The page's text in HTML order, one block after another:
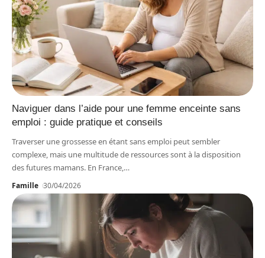
Naviguer dans l’aide pour une femme enceinte sans
emploi : guide pratique et conseils
Traverser une grossesse en étant sans emploi peut sembler
complexe, mais une multitude de ressources sont à la disposition
des futures mamans. En France,…
Famille 30/04/2026